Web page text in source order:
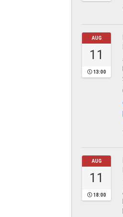
AUG
11
13:00
AUG
11
18:00